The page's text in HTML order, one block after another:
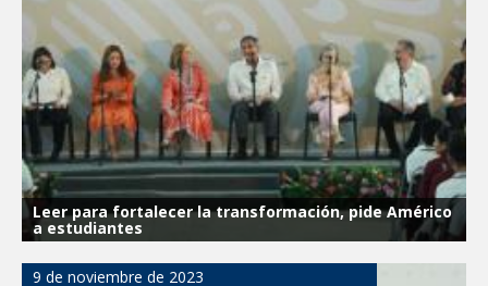
Leer para fortalecer la transformación, pide Américo
a estudiantes
9 de noviembre de 2023